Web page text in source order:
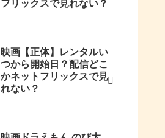
フリックスで見れない？
映画【正体】レンタルい
つから開始日？配信どこ
かネットフリックスで見
れない？